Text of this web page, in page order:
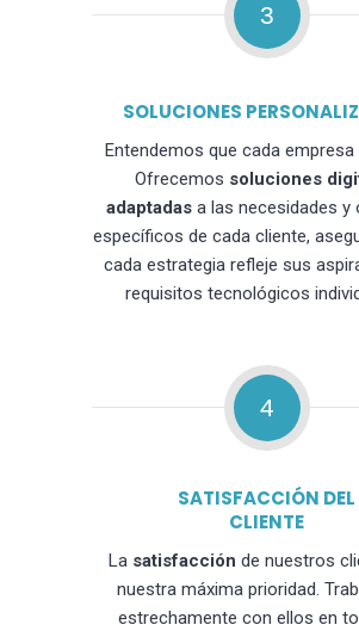
3
SOLUCIONES
Entendemos que cada empresa
Ofrecemos soluciones
adaptadas a las necesidades y
específicos de cada cliente,
cada estrategia refleje sus
requisitos tecnológicos
4
SATISFACCIÓN DEL
CLIENTE
La satisfacción de nuestros
nuestra máxima prioridad.
estrechamente con ellos en